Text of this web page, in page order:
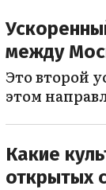
между
Это второй
этом
Какие
открытых